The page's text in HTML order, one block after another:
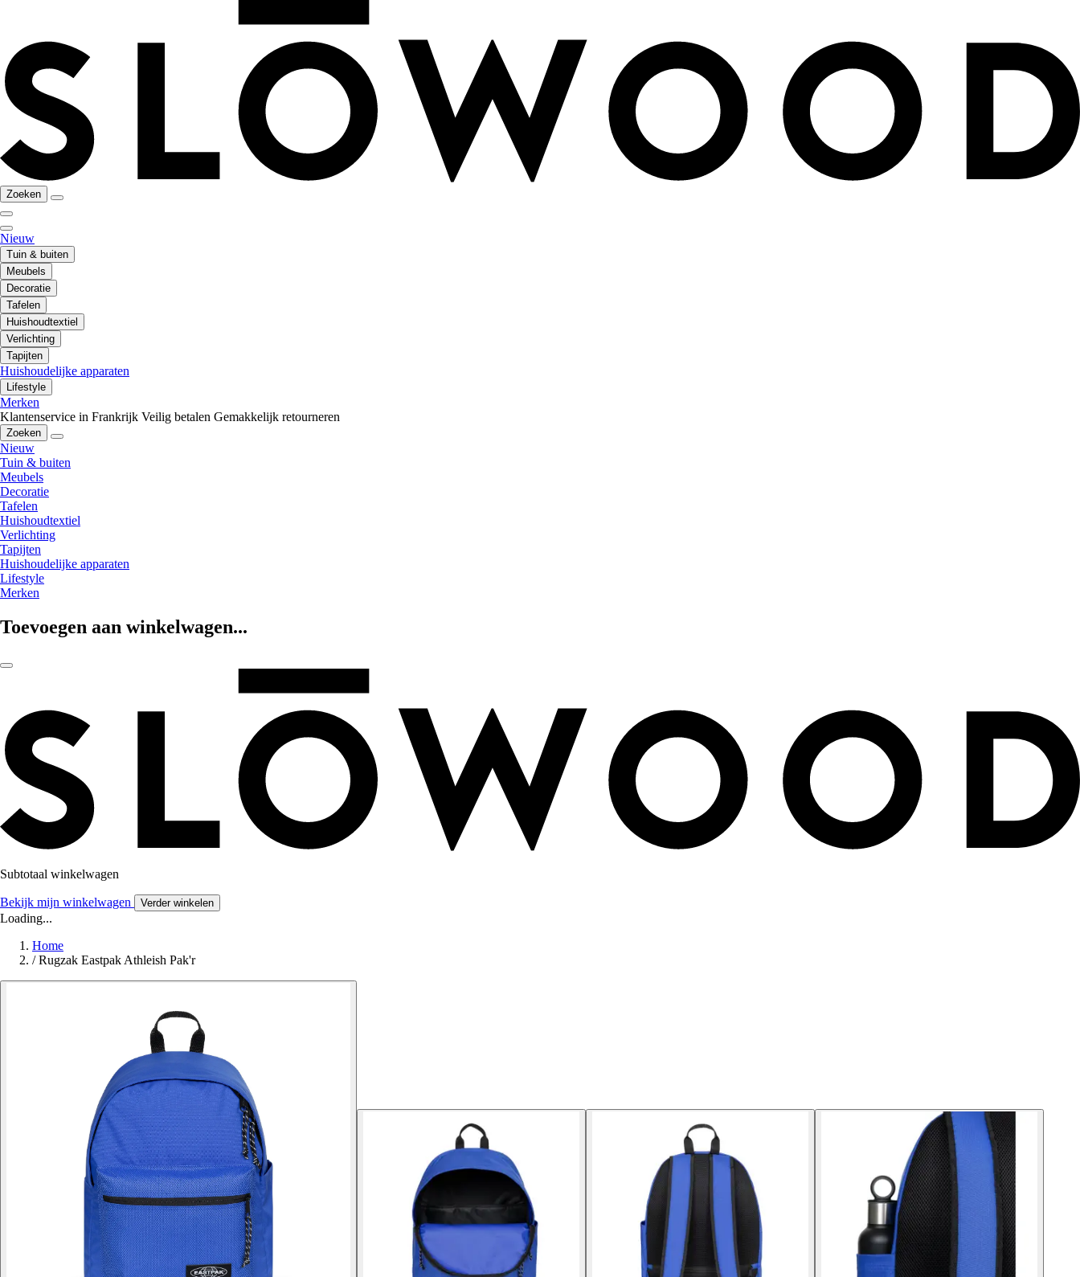
Zoeken
Nieuw
Tuin & buiten
Meubels
Decoratie
Tafelen
Huishoudtextiel
Verlichting
Tapijten
Huishoudelijke apparaten
Lifestyle
Merken
Klantenservice in Frankrijk Veilig betalen Gemakkelijk retourneren
Zoeken
Nieuw
Tuin & buiten
Meubels
Decoratie
Tafelen
Huishoudtextiel
Verlichting
Tapijten
Huishoudelijke apparaten
Lifestyle
Merken
Toevoegen aan winkelwagen...
Subtotaal winkelwagen
Bekijk mijn winkelwagen Verder winkelen
Loading...
Home
/ Rugzak Eastpak Athleish Pak'r